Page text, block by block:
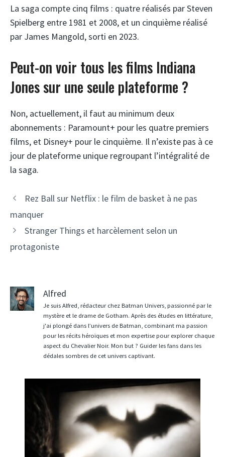
La saga compte cinq films : quatre réalisés par Steven
Spielberg entre 1981 et 2008, et un cinquième réalisé
par James Mangold, sorti en 2023.
Peut-on voir tous les films Indiana
Jones sur une seule plateforme ?
Non, actuellement, il faut au minimum deux
abonnements : Paramount+ pour les quatre premiers
films, et Disney+ pour le cinquième. Il n’existe pas à ce
jour de plateforme unique regroupant l’intégralité de
la saga.
Rez Ball sur Netflix : le film de basket à ne pas
manquer
Stranger Things et harcèlement selon un
protagoniste
Alfred
Je suis Alfred, rédacteur chez Batman Univers, passionné par le
mystère et le drame de Gotham. Après des études en littérature,
j'ai plongé dans l’univers de Batman, combinant ma passion
pour les récits héroïques et mon expertise pour explorer chaque
aspect du Chevalier Noir. Mon but ? Guider les fans dans les
dédales sombres de cet univers captivant.